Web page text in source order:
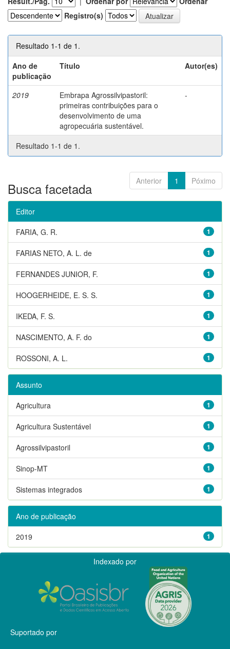
Registro(s)
Resultado 1-1 de 1.
Ano de
publicação
Título Autor(es)
2019
Embrapa Agrossilvipastoril:
primeiras contribuições para o
desenvolvimento de uma
agropecuária sustentável.
-
Resultado 1-1 de 1.
Anterior 1 Póximo
Busca facetada
Editor
1
FARIA, G. R.
1
FARIAS NETO, A. L. de
1
FERNANDES JUNIOR, F.
1
HOOGERHEIDE, E. S. S.
1
IKEDA, F. S.
1
NASCIMENTO, A. F. do
1
ROSSONI, A. L.
Assunto
1
Agricultura
1
Agricultura Sustentável
1
Agrossilvipastoril
1
Sinop-MT
1
Sistemas integrados
Ano de publicação
1
2019
Indexado por
Suportado por